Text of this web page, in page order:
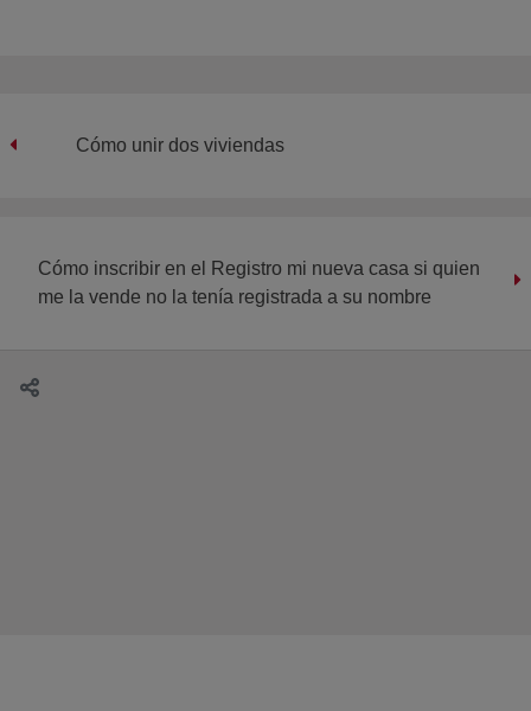
Cómo unir dos viviendas
Cómo inscribir en el Registro mi nueva casa si quien
me la vende no la tenía registrada a su nombre